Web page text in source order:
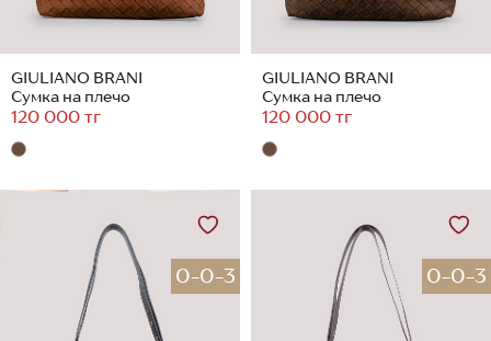
GIULIANO BRANI
Сумка на плечо
120 000 тг
GIULIANO BRANI
Сумка на плечо
120 000 тг
0-0-3 0-0-3